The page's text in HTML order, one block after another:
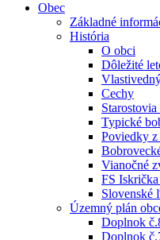
Obec
Základné
História
O obci
Dôležité
Cechy
Typické
Poviedky
Vianočné
FS
Slovenské
Územný plán
Doplnok
Doplnok